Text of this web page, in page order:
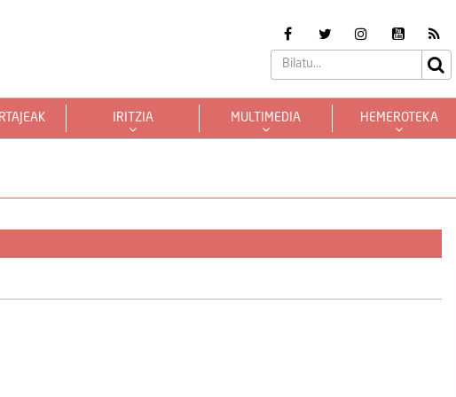
IRITZIA MULTIMEDIA HEMEROTEKA